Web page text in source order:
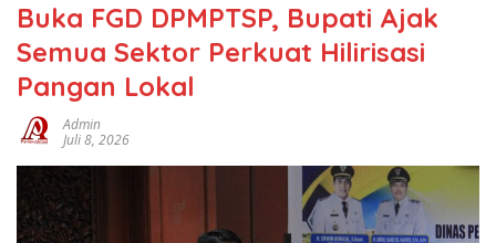
Buka FGD DPMPTSP, Bupati Ajak
Semua Sektor Perkuat Hilirisasi
Pangan Lokal
Admin
Juli 8, 2026